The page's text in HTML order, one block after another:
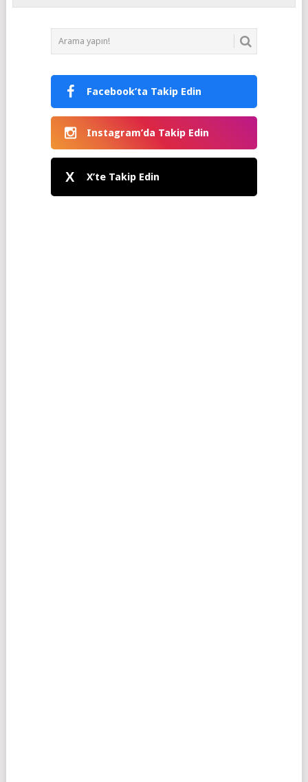
Facebook’ta Takip Edin
Instagram’da Takip Edin
X X’te Takip Edin